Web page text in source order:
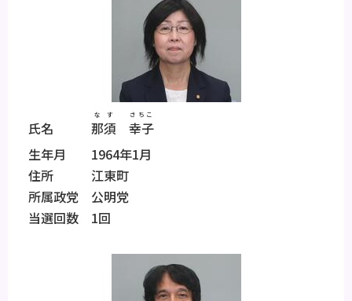
氏名 那須
なす
幸子
さちこ
生年月 1964年1月
住所 江東町
所属政党 公明党
当選回数 1回